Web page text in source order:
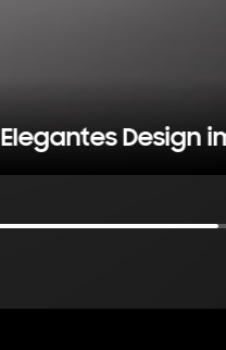
Elegantes Design